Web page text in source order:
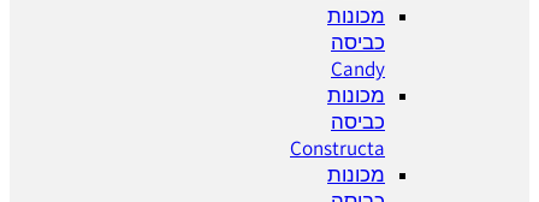
מכונות
כביסה
Candy
מכונות
כביסה
Constructa
מכונות